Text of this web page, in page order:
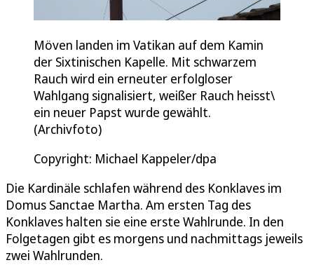
Möven landen im Vatikan auf dem Kamin
der Sixtinischen Kapelle. Mit schwarzem
Rauch wird ein erneuter erfolgloser
Wahlgang signalisiert, weißer Rauch heisst\
ein neuer Papst wurde gewählt.
(Archivfoto)
Copyright: Michael Kappeler/dpa
Die Kardinäle schlafen während des Konklaves im
Domus Sanctae Martha. Am ersten Tag des
Konklaves halten sie eine erste Wahlrunde. In den
Folgetagen gibt es morgens und nachmittags jeweils
zwei Wahlrunden.